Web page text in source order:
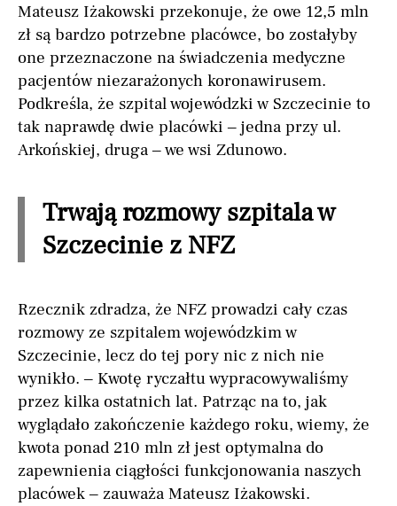
Mateusz Iżakowski przekonuje, że owe 12,5 mln
zł są bardzo potrzebne placówce, bo zostałyby
one przeznaczone na świadczenia medyczne
pacjentów niezarażonych koronawirusem.
Podkreśla, że szpital wojewódzki w Szczecinie to
tak naprawdę dwie placówki – jedna przy ul.
Arkońskiej, druga – we wsi Zdunowo.
Trwają rozmowy szpitala w
Szczecinie z NFZ
Rzecznik zdradza, że NFZ prowadzi cały czas
rozmowy ze szpitalem wojewódzkim w
Szczecinie, lecz do tej pory nic z nich nie
wynikło. – Kwotę ryczałtu wypracowywaliśmy
przez kilka ostatnich lat. Patrząc na to, jak
wyglądało zakończenie każdego roku, wiemy, że
kwota ponad 210 mln zł jest optymalna do
zapewnienia ciągłości funkcjonowania naszych
placówek – zauważa Mateusz Iżakowski.